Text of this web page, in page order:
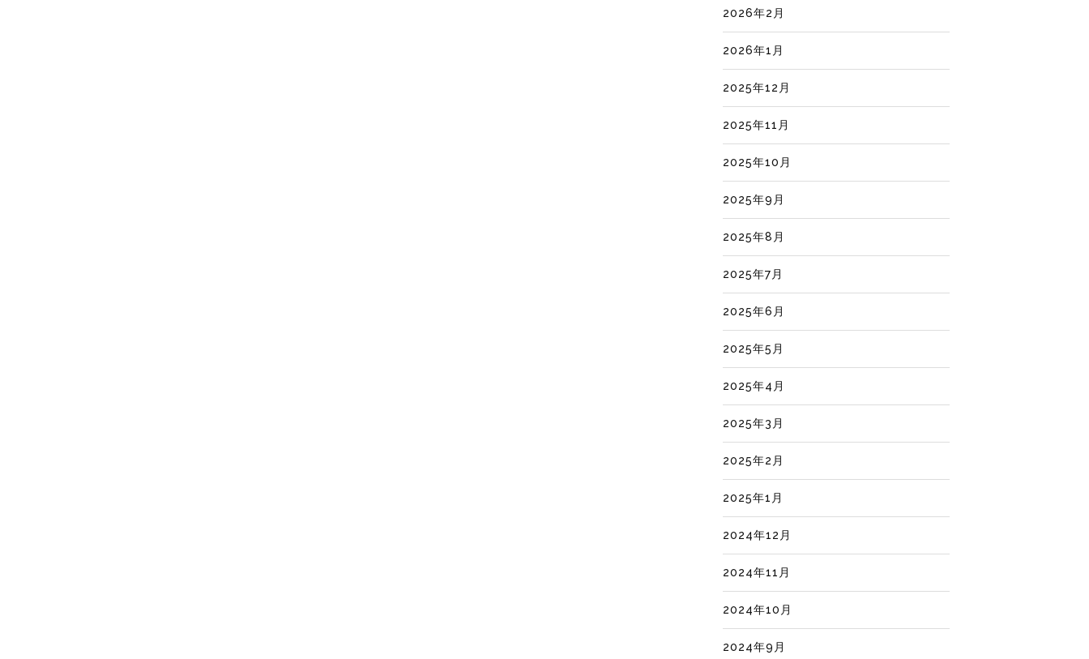
2026年2月
2026年1月
2025年12月
2025年11月
2025年10月
2025年9月
2025年8月
2025年7月
2025年6月
2025年5月
2025年4月
2025年3月
2025年2月
2025年1月
2024年12月
2024年11月
2024年10月
2024年9月